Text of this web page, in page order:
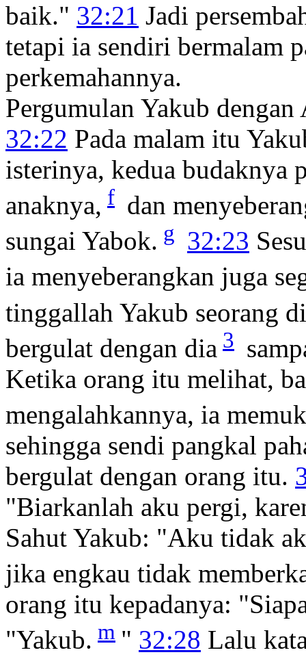
baik." 32:21 Jadi
tetapi ia sendiri bermalam
perkemahannya.
Pergumulan Yakub dengan
32:22 Pada malam itu
isterinya, kedua budaknya
anaknya, f dan
sungai Yabok. g 32:23
ia menyeberangkan juga
tinggallah Yakub seorang
bergulat dengan dia 3
Ketika orang itu melihat,
mengalahkannya, ia
sehingga sendi pangkal
bergulat dengan orang itu.
"Biarkanlah aku pergi,
Sahut Yakub: "Aku tidak
jika engkau tidak
orang itu kepadanya:
"Yakub. m " 32:28 Lalu